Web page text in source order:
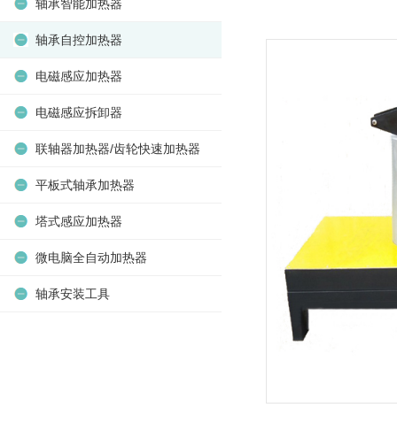
轴承智能加热器
轴承自控加热器
电磁感应加热器
电磁感应拆卸器
联轴器加热器/齿轮快速加热器
平板式轴承加热器
塔式感应加热器
微电脑全自动加热器
轴承安装工具